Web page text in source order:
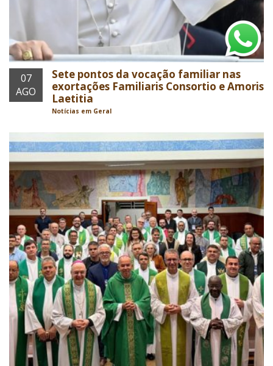
07
AGO
Sete pontos da vocação familiar nas
exortações Familiaris Consortio e Amoris
Laetitia
Notícias em Geral